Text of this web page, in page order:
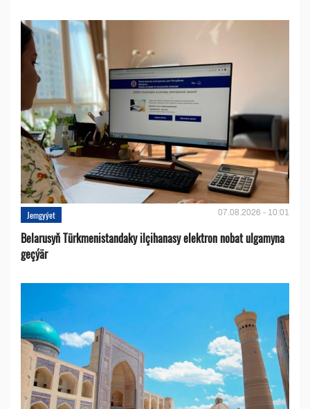
Jemgyýet 07.08.2026 - 10:01
Belarusyň Türkmenistandaky ilçihanasy elektron nobat ulgamyna
geçýär